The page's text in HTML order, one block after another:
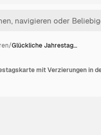
/Glückliche Jahrestag…
mit Verzierungen in